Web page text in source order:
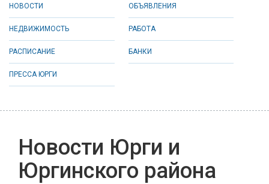
НОВОСТИ ОБЪЯВЛЕНИЯ
НЕДВИЖИМОСТЬ РАБОТА
РАСПИСАНИЕ БАНКИ
ПРЕССА ЮРГИ
Новости Юрги и
Юргинского района